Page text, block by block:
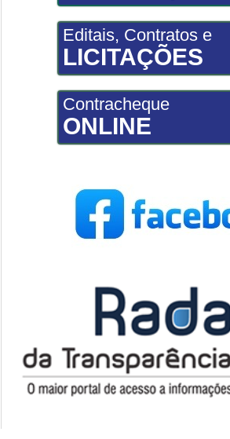
Editais, Contratos e
LICITAÇÕES
Contracheque
ONLINE